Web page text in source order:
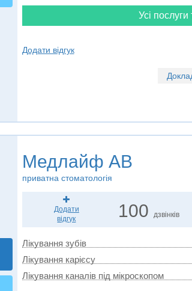
Усі послуги
Додати відгук
Медлайф АВ
приватна стоматологія
Додати
відгук
100 дзвінків
Лікування зубів
Лікування карієсу
Лікування каналів під мікроскопом